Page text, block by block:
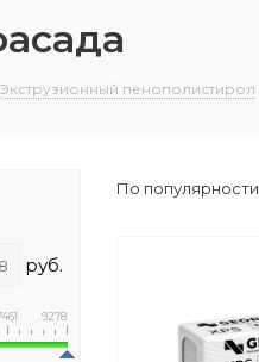
Экструзионный пенополистирол
По популярности
руб.
9278